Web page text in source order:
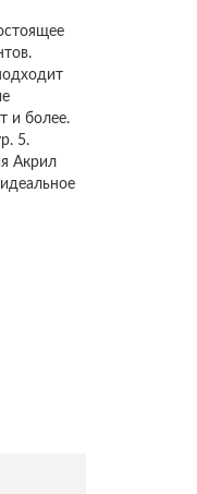
и более.
5.
Акрил